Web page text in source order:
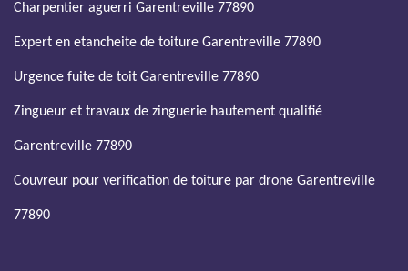
Charpentier aguerri Garentreville 77890
Expert en etancheite de toiture Garentreville 77890
Urgence fuite de toit Garentreville 77890
Zingueur et travaux de zinguerie hautement qualifié
Garentreville 77890
Couvreur pour verification de toiture par drone Garentreville
77890